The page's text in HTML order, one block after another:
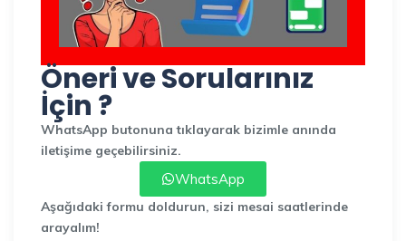
Öneri ve Sorularınız
İçin ?
WhatsApp butonuna tıklayarak bizimle anında
iletişime geçebilirsiniz.
WhatsApp
Aşağıdaki formu doldurun, sizi mesai saatlerinde
arayalım!